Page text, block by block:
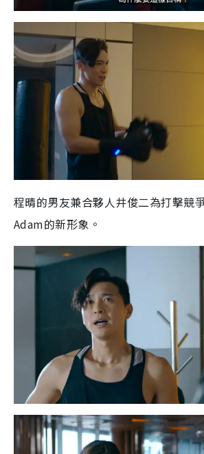
程晴的男友兼合夥人井俊二為打擊競
Adam的新形象。